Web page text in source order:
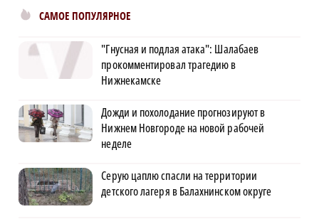
САМОЕ ПОПУЛЯРНОЕ
"Гнусная и подлая атака": Шалабаев
прокомментировал трагедию в
Нижнекамске
Дожди и похолодание прогнозируют в
Нижнем Новгороде на новой рабочей
неделе
Серую цаплю спасли на территории
детского лагеря в Балахнинском округе